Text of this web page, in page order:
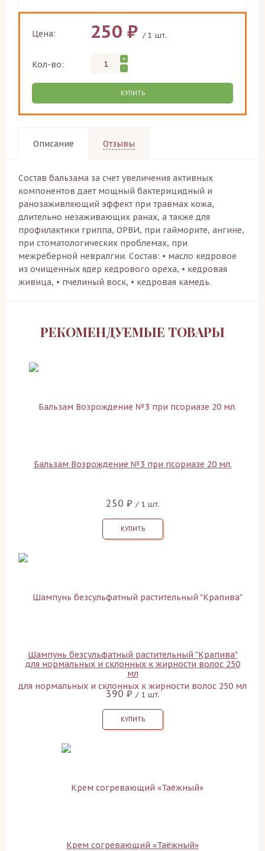
Цена: 250 ₽ / 1 шт.
Кол-во:
+
-
КУПИТЬ
Описание Отзывы
Состав бальзама за счет увеличения активных
компонентов дает мощный бактерицидный и
ранозаживляющий эффект при травмах кожа,
длительно незаживающих ранах, а также для
профилактики гриппа, ОРВИ, при гайморите, ангине,
при стоматологических проблемах, при
межреберной невралгии. Состав: • масло кедровое
из очищенных ядер кедрового ореха, • кедровая
живица, • пчелиный воск, • кедровая камедь.
РЕКОМЕНДУЕМЫЕ ТОВАРЫ
Бальзам Возрождение №3 при псориазе 20 мл.
250 ₽ / 1 шт.
КУПИТЬ
Шампунь безсульфатный растительный "Крапива"
для нормальных и склонных к жирности волос 250
мл
390 ₽ / 1 шт.
КУПИТЬ
Крем согревающий «Таёжный»